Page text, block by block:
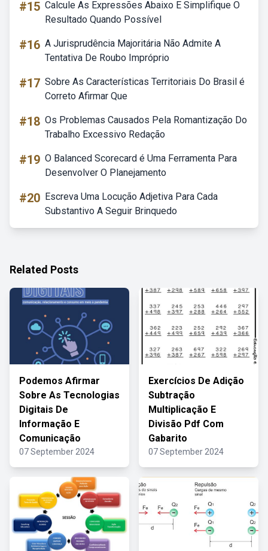
#15 Calcule As Expressões Abaixo E Simplifique O
Resultado Quando Possível
#16 A Jurisprudência Majoritária Não Admite A
Tentativa De Roubo Impróprio
#17 Sobre As Características Territoriais Do Brasil é
Correto Afirmar Que
#18 Os Problemas Causados Pela Romantização Do
Trabalho Excessivo Redação
#19 O Balanced Scorecard é Uma Ferramenta Para
Desenvolver O Planejamento
#20 Escreva Uma Locução Adjetiva Para Cada
Substantivo A Seguir Brinquedo
Related Posts
Podemos Afirmar
Sobre As Tecnologias
Digitais De
Informação E
Comunicação
07 September 2024
Exercícios De Adição
Subtração
Multiplicação E
Divisão Pdf Com
Gabarito
07 September 2024